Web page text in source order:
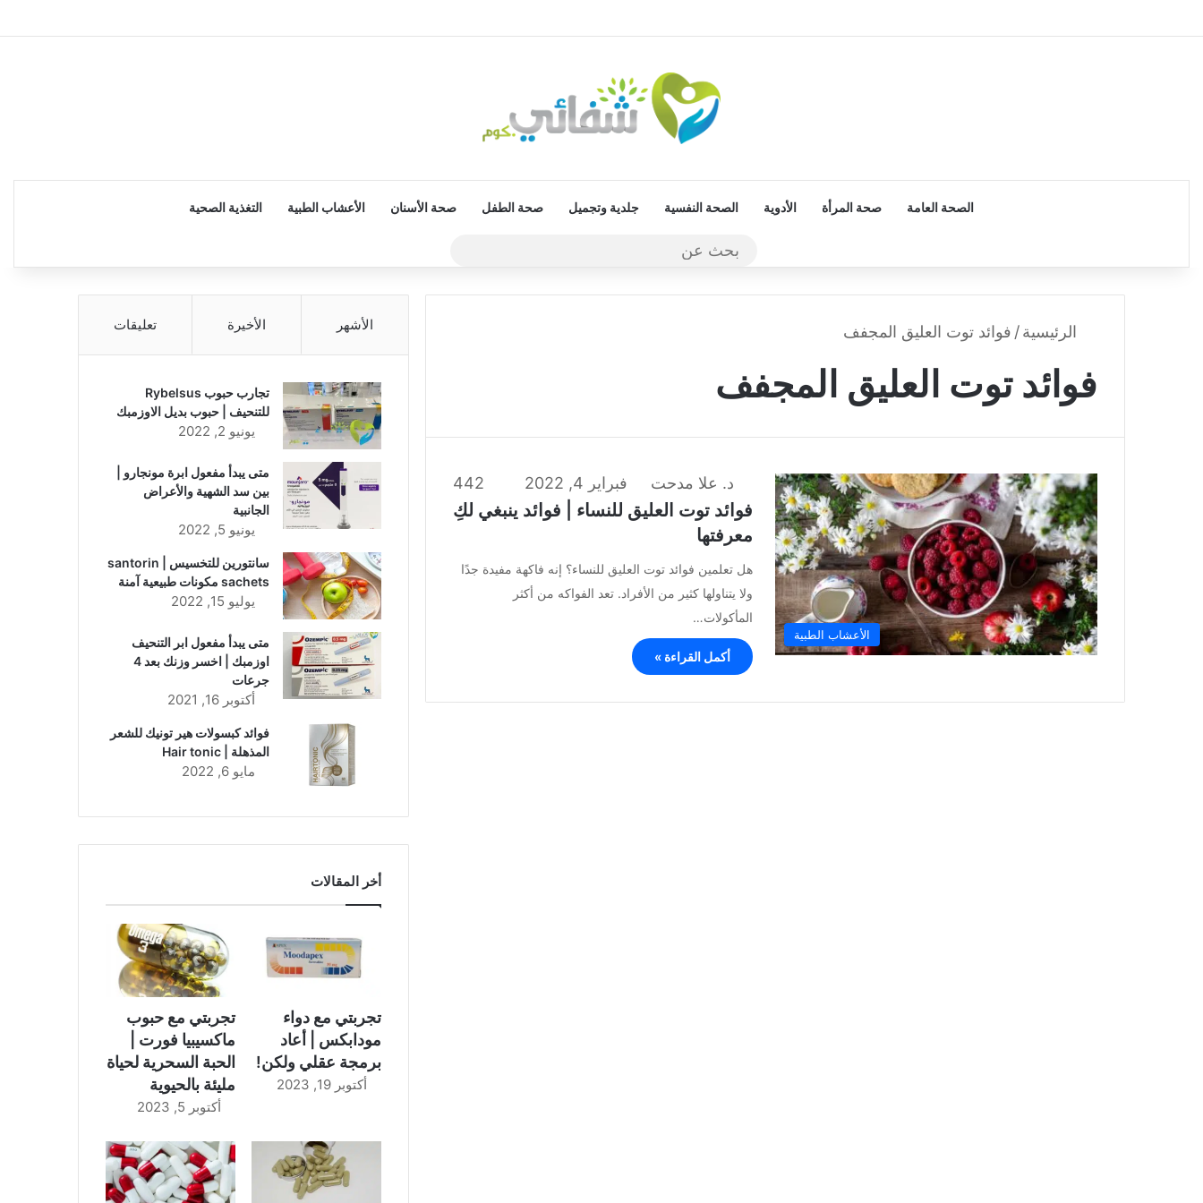
الرئيسيةالصحة العامة صحة المرأة الأدوية الصحة النفسية جلدية وتجميل صحة الطفل صحة الأسنان الأعشاب الطبية التغذية الصحية
الرئيسية/ فوائد توت العليق المجفف
فوائد توت العليق المجفف
الأعشاب الطبية
د. علا مدحت فبراير 4, 2022 442
فوائد توت العليق للنساء | فوائد ينبغي لكِ
معرفتها
هل تعلمين فوائد توت العليق للنساء؟ إنه فاكهة مفيدة جدًا
ولا يتناولها كثير من الأفراد. تعد الفواكه من أكثر
المأكولات…
أكمل القراءة »
الأشهر الأخيرة تعليقات
تجارب حبوب Rybelsus
للتنحيف | حبوب بديل الاوزمبك
يونيو 2, 2022
متى يبدأ مفعول ابرة مونجارو |
بين سد الشهية والأعراض
الجانبية
يونيو 5, 2022
سانتورين للتخسيس | santorin
sachets مكونات طبيعية آمنة
يوليو 15, 2022
متى يبدأ مفعول ابر التنحيف
اوزمبك | اخسر وزنك بعد 4
جرعات
أكتوبر 16, 2021
فوائد كبسولات هير تونيك للشعر
المذهلة | Hair tonic
مايو 6, 2022
أخر المقالات
تجربتي مع دواء
مودابكس | أعاد
برمجة عقلي ولكن!
أكتوبر 19, 2023
تجربتي مع حبوب
ماكسيبيا فورت |
الحبة السحرية لحياة
مليئة بالحيوية
أكتوبر 5, 2023